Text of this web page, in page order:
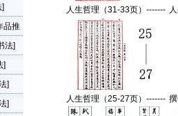
品推
法]
]
]
]
人生哲理（31-33页）-------
黄超群(厦门)原国光中学教
师【书法作品】
人生哲理（25-27页）-------
黄超群(厦门)原国光中学教